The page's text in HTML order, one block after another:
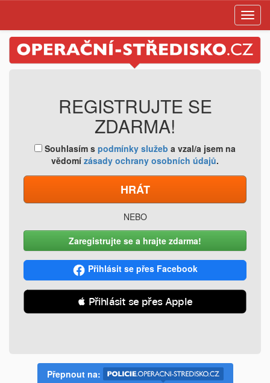
REGISTRUJTE SE
ZDARMA!
Souhlasím s podmínky služeb a vzal/a jsem na
vědomí zásady ochrany osobních údajů.
HRÁT
NEBO
Zaregistrujte se a hrajte zdarma!
Přihlásit se přes Facebook
 Přihlásit se přes Apple
Přepnout na: